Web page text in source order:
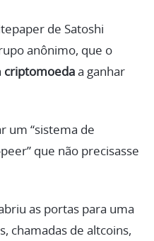
de Satoshi
anônimo, que o
criptomoeda a ganhar
um “sistema de
que não precisasse
as portas para uma
chamadas de altcoins,